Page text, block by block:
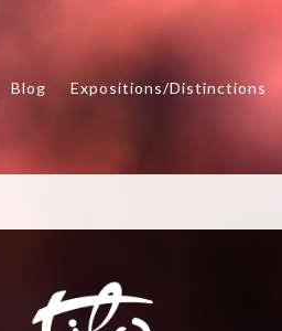
Blog Expositions/Distinctions